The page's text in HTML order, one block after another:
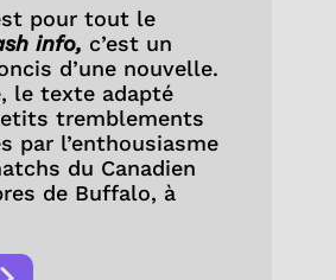
pour tout le
info, c’est un
d’une nouvelle.
le texte adapté
tremblements
par l’enthousiasme
du Canadien
de Buffalo, à